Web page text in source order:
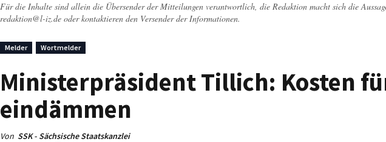
Für die Inhalte sind allein die Übersender der Mitteilungen verantwortlich, die Redaktion macht sich die
redaktion@l-iz.de oder kontaktieren den Versender der Informationen.
Melder Wortmelder
Ministerpräsident Tillich: Kosten
eindämmen
Von SSK - Sächsische Staatskanzlei